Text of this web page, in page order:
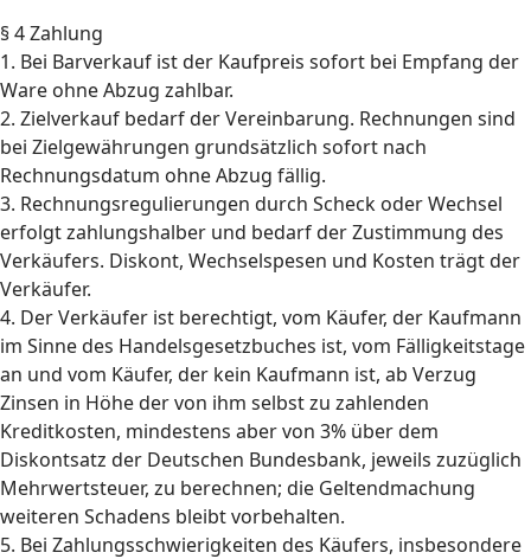
§ 4 Zahlung
1. Bei Barverkauf ist der Kaufpreis sofort bei Empfang der
Ware ohne Abzug zahlbar.
2. Zielverkauf bedarf der Vereinbarung. Rechnungen sind
bei Zielgewährungen grundsätzlich sofort nach
Rechnungsdatum ohne Abzug fällig.
3. Rechnungsregulierungen durch Scheck oder Wechsel
erfolgt zahlungshalber und bedarf der Zustimmung des
Verkäufers. Diskont, Wechselspesen und Kosten trägt der
Verkäufer.
4. Der Verkäufer ist berechtigt, vom Käufer, der Kaufmann
im Sinne des Handelsgesetzbuches ist, vom Fälligkeitstage
an und vom Käufer, der kein Kaufmann ist, ab Verzug
Zinsen in Höhe der von ihm selbst zu zahlenden
Kreditkosten, mindestens aber von 3% über dem
Diskontsatz der Deutschen Bundesbank, jeweils zuzüglich
Mehrwertsteuer, zu berechnen; die Geltendmachung
weiteren Schadens bleibt vorbehalten.
5. Bei Zahlungsschwierigkeiten des Käufers, insbesondere